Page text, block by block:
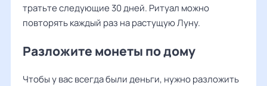
тратьте следующие 30 дней. Ритуал можно
повторять каждый раз на растущую Луну.
Разложите монеты по дому
Чтобы у вас всегда были деньги, нужно разложить